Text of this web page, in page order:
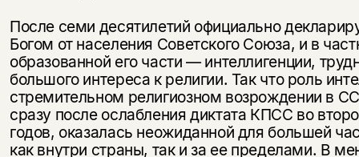
После семи десятилетий официально
Богом от населения Советского Союза, и в
образованной его части — интеллигенции,
большого интереса к религии. Так что роль
стремительном религиозном возрождении в
сразу после ослабления диктата КПСС во
годов, оказалась неожиданной для большей
как внутри страны, так и за ее пределами. В